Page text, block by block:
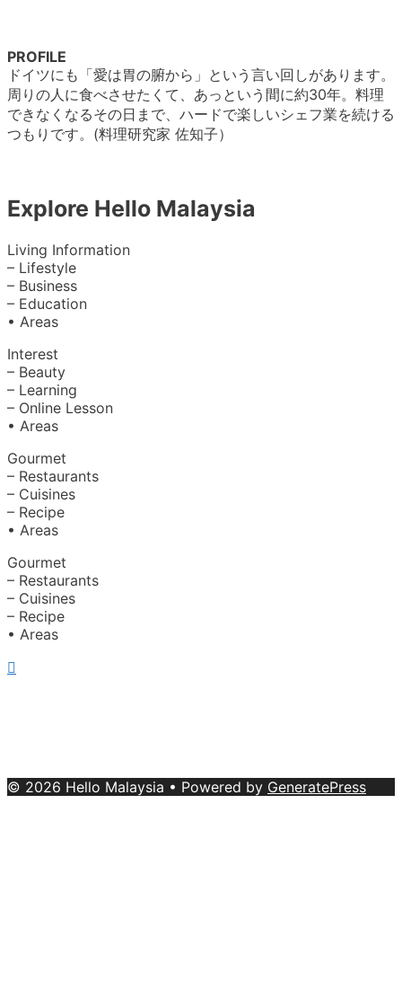
PROFILE
ドイツにも「愛は胃の腑から」という言い回しがあります。
周りの人に食べさせたくて、あっという間に約30年。料理
できなくなるその日まで、ハードで楽しいシェフ業を続ける
つもりです。(料理研究家 佐知子）
Explore Hello Malaysia
Living Information
– Lifestyle
– Business
– Education
• Areas
Interest
– Beauty
– Learning
– Online Lesson
• Areas
Gourmet
– Restaurants
– Cuisines
– Recipe
• Areas
Gourmet
– Restaurants
– Cuisines
– Recipe
• Areas
© 2026 Hello Malaysia • Powered by GeneratePress